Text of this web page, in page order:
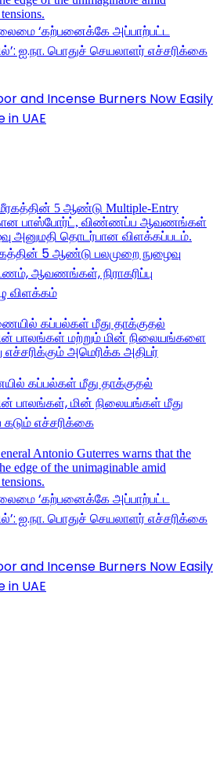
‘கற்பனைக்கே அப்பாற்பட்ட
ஐ.நா. பொதுச் செயலாளர் எச்சரிக்கை
and Incense Burners Now Easily
in UAE
5 ஆண்டு பலமுறை நுழைவு
ஆவணங்கள், நிராகரிப்பு
விளக்கம்
கப்பல்கள் மீது தாக்குதல்
பாலங்கள், மின் நிலையங்கள் மீது
கடும் எச்சரிக்கை
‘கற்பனைக்கே அப்பாற்பட்ட
ஐ.நா. பொதுச் செயலாளர் எச்சரிக்கை
and Incense Burners Now Easily
in UAE